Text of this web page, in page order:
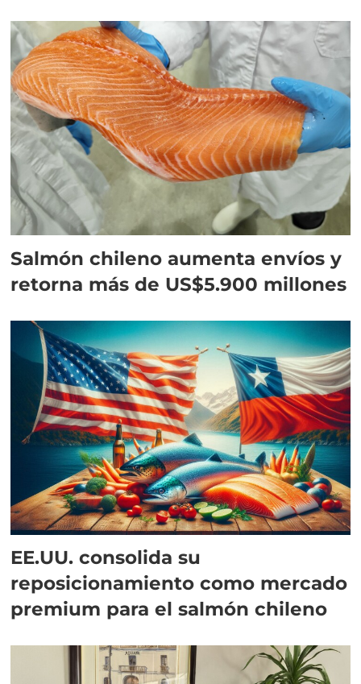
Salmón chileno aumenta envíos y
retorna más de US$5.900 millones
EE.UU. consolida su
reposicionamiento como mercado
premium para el salmón chileno